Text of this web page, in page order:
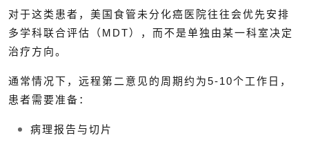
对于这类患者，美国食管未分化癌医院往往会优先安排
多学科联合评估（MDT），而不是单独由某一科室决定
治疗方向。
通常情况下，远程第二意见的周期约为5-10个工作日，
患者需要准备：
病理报告与切片